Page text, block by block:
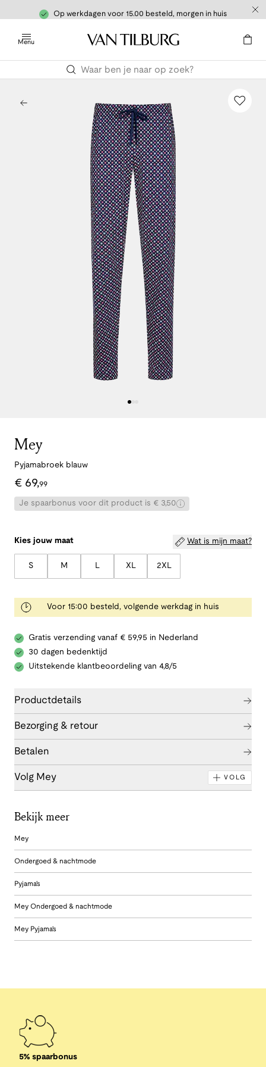
Op werkdagen voor 15.00 besteld, morgen in huis
Menu
Mey
Pyjamabroek blauw
€ 69,99
Je spaarbonus voor dit product is € 3,50
Kies jouw maat Wat is mijn maat?
S M L XL 2XL
Voor 15:00 besteld, volgende werkdag in huis
Gratis verzending vanaf € 59,95 in Nederland
30 dagen bedenktijd
Uitstekende klantbeoordeling van 4,8/5
Productdetails
Bezorging & retour
Betalen
Volg Mey VOLG
Bekijk meer
Mey
Ondergoed & nachtmode
Pyjama's
Mey Ondergoed & nachtmode
Mey Pyjama's
5% spaarbonus